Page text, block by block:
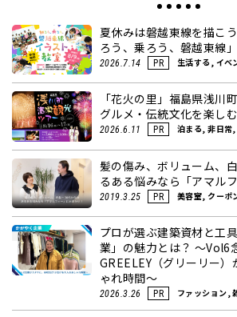
夏休みは磐越東線を描こ
ろう、乗ろう、磐越東線
2026.7.14 PR 生活する, イベ
「花火の里」福島県浅川
グルメ・伝統文化を楽し
2026.6.11 PR 泊まる, 非日常
髪の傷み、ボリューム、
るある悩みなら「アマル
2019.3.25 PR 美容室, クーポ
プロが選ぶ建築資材と工
業」の魅力とは？ ～Vol6
GREELEY（グリーリー）
ゃれ時間～
2026.3.26 PR ファッション,